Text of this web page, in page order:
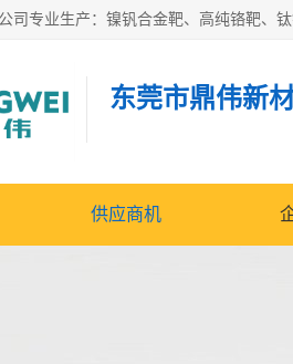
东莞市鼎伟新
供应商机